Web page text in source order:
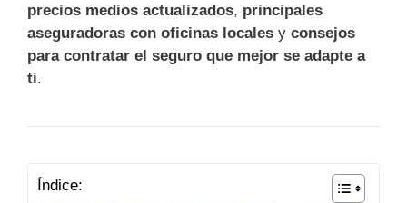
precios medios actualizados, principales
aseguradoras con oficinas locales y consejos
para contratar el seguro que mejor se adapte a
ti.
Índice: